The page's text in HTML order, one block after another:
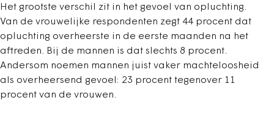
Het grootste verschil zit in het gevoel van opluchting.
Van de vrouwelijke respondenten zegt 44 procent dat
opluchting overheerste in de eerste maanden na het
aftreden. Bij de mannen is dat slechts 8 procent.
Andersom noemen mannen juist vaker machteloosheid
als overheersend gevoel: 23 procent tegenover 11
procent van de vrouwen.